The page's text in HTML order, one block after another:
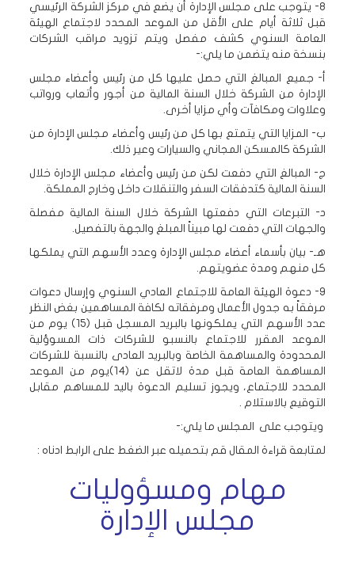
8- يتوجب على مجلس الإدارة أن يضع في مركز الشركة الرئيسي
قبل ثلاثة أيام على الأقل من الموعد المحدد لاجتماع الهيئة
العامة السنوي كشف مفصل ويتم تزويد مراقب الشركات
بنسخة منه يتضمن ما يلي:-
أ- جميع المبالغ التي حصل عليها كل من رئيس وأعضاء مجلس
الإدارة من الشركة خلال السنة المالية من أجور وأتعاب ورواتب
وعلاوات ومكافآت وأي مزايا أخرى.
ب- المزايا التي يتمتع بها كل من رئيس وأعضاء مجلس الإدارة من
الشركة كالمسكن المجاني والسيارات وعير ذلك.
ج- المبالغ التي دفعت لكن من رئيس وأعضاء مجلس الإدارة خلال
السنة المالية كتدفقات السفر والتنقلات داخل وخارج المملكة.
د- التبرعات التي دفعتها الشركة خلال السنة المالية مفصلة
والجهات التي دفعت لها مبيناً المبلغ والجهة بالتفصيل.
هـ- بيان بأسماء أعضاء مجلس الإدارة وعدد الأسهم التي يملكها
كل منهم ومدة عضويتهم.
9- دعوة الهيئة العامة للاجتماع العادي السنوي وإرسال دعوات
مرفقاً به جدول الأعمال ومرفقاته لكافة المساهمين بغض النظر
عدد الأسهم التي يملكونها بالبريد المسجل قبل (15) يوم من
الموعد المقرر للاجتماع بالنسبو للشركات ذات المسوؤلية
المحدودة والمساهمة الخاصة وبالبريد العادى بالنسبة للشركات
المساهمة العامة قبل مدة لاتقل عن (14)يوم من الموعد
المحدد للاجتماع، ويجوز تسليم الدعوة باليد للمساهم مقابل
التوقيع بالاستلام .
ويتوجب على المجلس ما يلي:-
لمتابعة قراءة المقال قم بتحميله عبر الضغط على الرابط ادناه :
مهام ومسؤوليات
مجلس الإدارة